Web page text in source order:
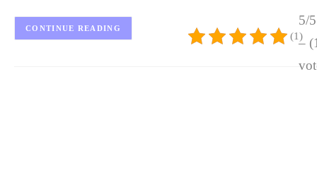
5/5
–
(1)
CONTINUE READING